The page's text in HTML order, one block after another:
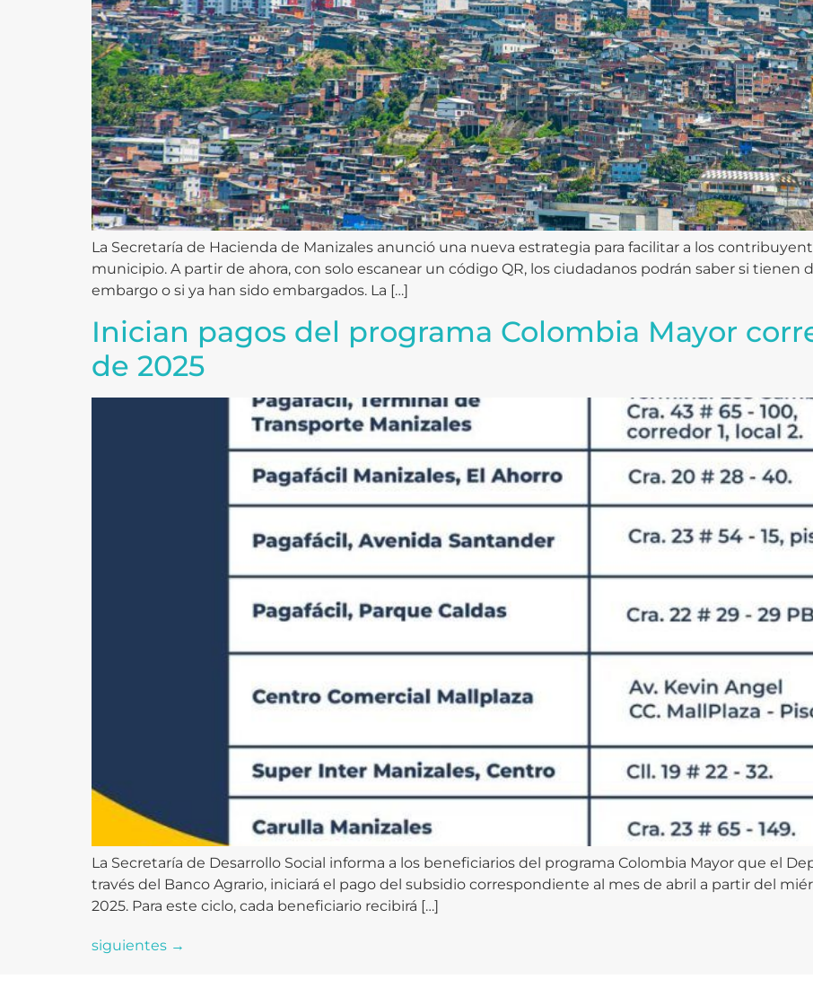
La Secretaría de Hacienda de Manizales anunció una nueva estrategia para facilitar a los
municipio. A partir de ahora, con solo escanear un código QR, los ciudadanos podrán saber si
embargo o si ya han sido embargados. La […]
Inician pagos del programa Colombia Mayor
de 2025
La Secretaría de Desarrollo Social informa a los beneficiarios del programa Colombia Mayor que el
través del Banco Agrario, iniciará el pago del subsidio correspondiente al mes de abril a partir del
2025. Para este ciclo, cada beneficiario recibirá […]
siguientes →